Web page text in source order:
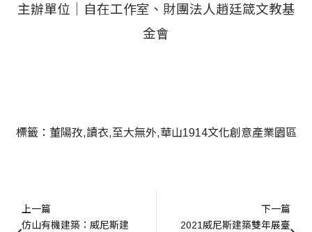
主辦單位｜自在工作室、財團法人趙廷箴文教基
金會
標籤： 董陽孜 讀衣 至大無外 華山1914文化創意產業園區
上一篇
仿山有機建築：威尼斯建
下一篇
2021威尼斯建築雙年展臺